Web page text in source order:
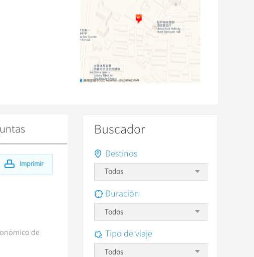
Imprimir
de
Buscador
Destinos
Duración
Todos
Tipo de viaje
Todos